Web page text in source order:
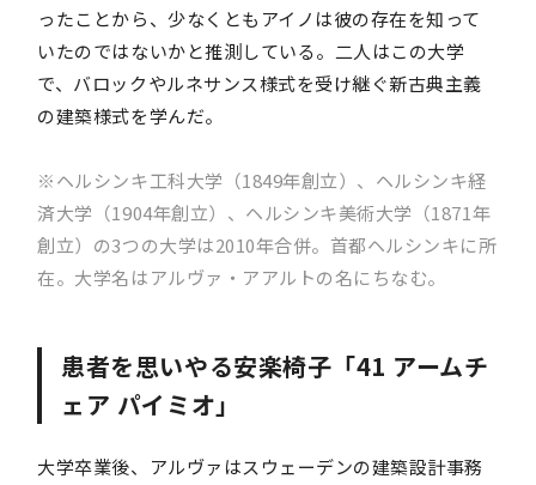
ったことから、少なくともアイノは彼の存在を知って
いたのではないかと推測している。二人はこの大学
で、バロックやルネサンス様式を受け継ぐ新古典主義
の建築様式を学んだ。
※ヘルシンキ工科大学（1849年創立）、ヘルシンキ経
済大学（1904年創立）、ヘルシンキ美術大学（1871年
創立）の3つの大学は2010年合併。首都ヘルシンキに所
在。大学名はアルヴァ・アアルトの名にちなむ。
患者を思いやる安楽椅子「41 アームチ
ェア パイミオ」
大学卒業後、アルヴァはスウェーデンの建築設計事務